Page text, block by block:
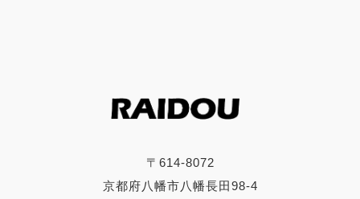
〒614-8072
京都府八幡市八幡長田98-4